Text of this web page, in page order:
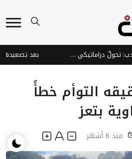
الملاحة في البحر الأحمر وباب المندب: تحولٌ دراماتيكي من ممرٍ اقتصادي عالمي إلى ورقة ضغط إيرانية تُعمّق معاناة اليمنيين
التوأم خطأً
بتعز
منذ 6 أشهر